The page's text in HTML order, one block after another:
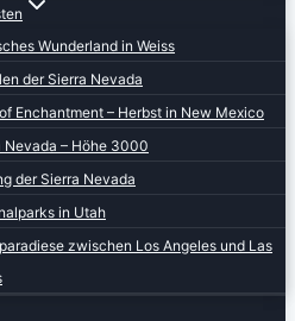
Wunderland in Weiss
der Sierra Nevada
Enchantment – Herbst in New Mexico
Nevada – Höhe 3000
der Sierra Nevada
in Utah
zwischen Los Angeles und Las